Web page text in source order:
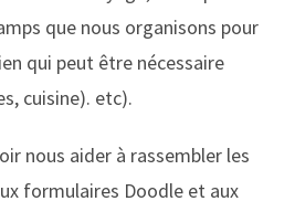
que nous organisons pour
qui peut être nécessaire
cuisine). etc).
nous aider à rassembler les
formulaires Doodle et aux